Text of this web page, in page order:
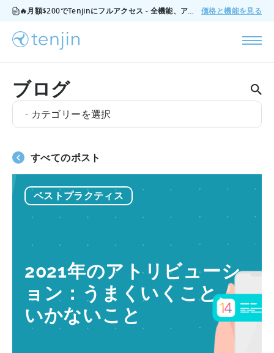
🔥月額$200でTenjinにフルアクセス - 全機能、アドオンなし、いつでもキャンセル可能。 価格と機能を見る
ブログ
- カテゴリーを選択
すべてのポスト
ベストプラクティス
2021年のアトリビューシ
ョン：うまくいくこと、
いかないこと